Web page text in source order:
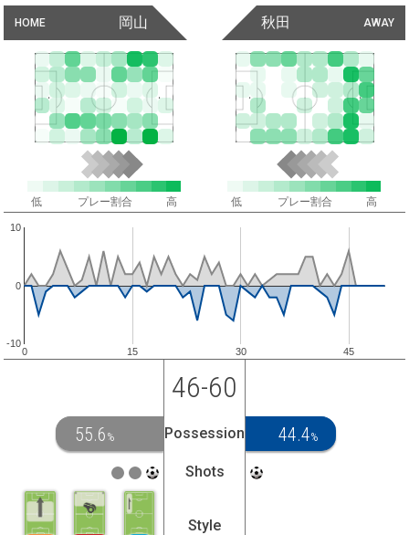
HOME 岡山 AWAY
秋田
低 プレー割合 高 低 プレー割合 高
0 15 30 45
-10
0
10
46-60
55.6 % Possession 44.4%
Shots
Style